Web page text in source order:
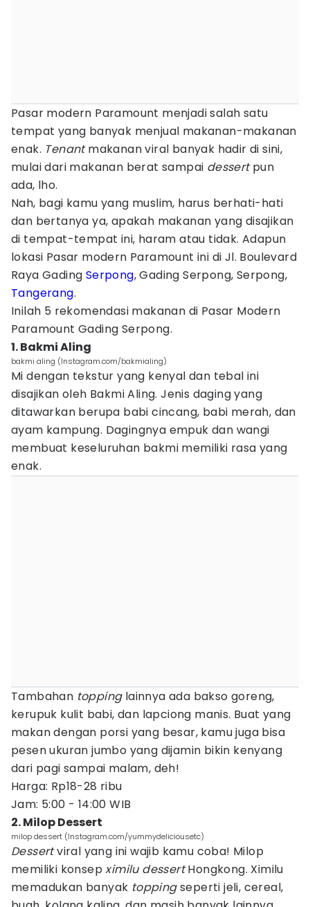
Pasar modern Paramount menjadi salah satu
tempat yang banyak menjual makanan-makanan
enak. Tenantmakanan viral banyak hadir di sini,
mulai dari makanan berat sampai dessertpun
ada, lho.
Nah, bagi kamu yang muslim, harus berhati-hati
dan bertanya ya, apakah makanan yang disajikan
di tempat-tempat ini, haram atau tidak. Adapun
lokasi Pasar modern Paramount ini di Jl. Boulevard
Raya Gading Serpong, Gading Serpong, Serpong,
Tangerang.
Inilah 5 rekomendasi makanan di Pasar Modern
Paramount Gading Serpong.
1. Bakmi Aling
bakmi aling (Instagram.com/bakmialing)
Mi dengan tekstur yang kenyal dan tebal ini
disajikan oleh Bakmi Aling. Jenis daging yang
ditawarkan berupa babi cincang, babi merah, dan
ayam kampung. Dagingnya empuk dan wangi
membuat keseluruhan bakmi memiliki rasa yang
enak.
Tambahan toppinglainnya ada bakso goreng,
kerupuk kulit babi, dan lapciong manis. Buat yang
makan dengan porsi yang besar, kamu juga bisa
pesen ukuran jumbo yang dijamin bikin kenyang
dari pagi sampai malam, deh!
Harga: Rp18-28 ribu
Jam: 5:00 - 14:00 WIB
2. Milop Dessert
milop dessert (Instagram.com/yummydeliciousetc)
Dessertviral yang ini wajib kamu coba! Milop
memiliki konsepximilu dessertHongkong. Ximilu
memadukan banyak toppingseperti jeli, cereal,